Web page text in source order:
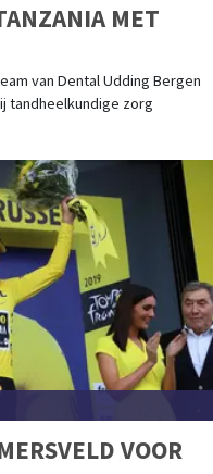
MET
van Dental Udding Bergen
tandheelkundige zorg
VOOR